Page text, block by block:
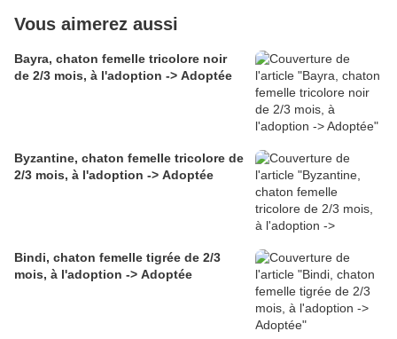
Vous aimerez aussi
Bayra, chaton femelle tricolore noir
de 2/3 mois, à l'adoption -> Adoptée
Byzantine, chaton femelle tricolore de
2/3 mois, à l'adoption -> Adoptée
Bindi, chaton femelle tigrée de 2/3
mois, à l'adoption -> Adoptée